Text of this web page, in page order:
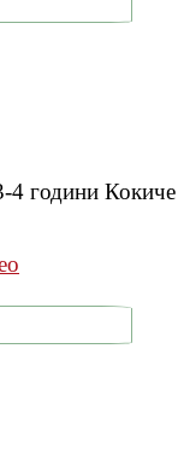
4 години Кокиче